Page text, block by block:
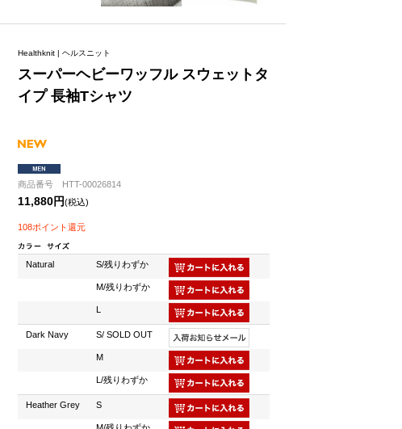
Healthknit | ヘルスニット
スーパーヘビーワッフル スウェットタ
イプ 長袖Tシャツ
商品番号 HTT-00026814
11,880円(税込)
108ポイント還元
Natural S/残りわずか
M/残りわずか
L
Dark Navy S/ SOLD OUT
M
L/残りわずか
Heather Grey S